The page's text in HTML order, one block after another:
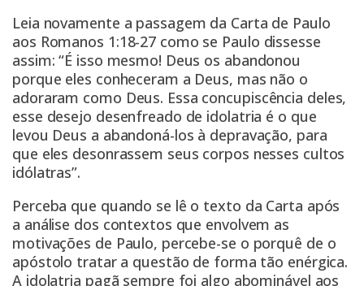
Leia novamente a passagem da Carta de Paulo
aos Romanos 1:18-27 como se Paulo dissesse
assim: “É isso mesmo! Deus os abandonou
porque eles conheceram a Deus, mas não o
adoraram como Deus. Essa concupiscência deles,
esse desejo desenfreado de idolatria é o que
levou Deus a abandoná-los à depravação, para
que eles desonrassem seus corpos nesses cultos
idólatras”.
Perceba que quando se lê o texto da Carta após
a análise dos contextos que envolvem as
motivações de Paulo, percebe-se o porquê de o
apóstolo tratar a questão de forma tão enérgica.
A idolatria pagã sempre foi algo abominável aos